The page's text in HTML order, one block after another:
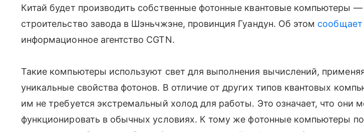
Китай будет производить собственные фотонные квантовые компьютеры —
строительство завода в Шэньчжэне, провинция Гуандун. Об этом сообщает
информационное агентство CGTN.
Такие компьютеры используют свет для выполнения вычислений,
уникальные свойства фотонов. В отличие от других типов квантовых
им не требуется экстремальный холод для работы. Это означает, что они
функционировать в обычных условиях. К тому же фотонные компьютеры